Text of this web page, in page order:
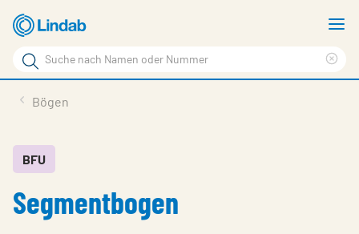
Zum
Hauptinhalt
Suchbegriff
Seite
durchsuchen
Im Fokus
Über Lindab
Kontakt
Bögen
BFU
Segmentbogen